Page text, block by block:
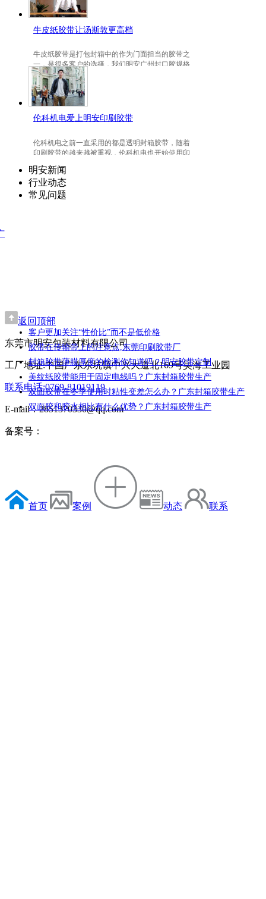
牛皮纸胶带让汤斯敦更高档
牛皮纸胶带是打包封箱中的作为门面担当的胶带之
一，是很多客户的选择，我们明安广州封口胶规格
包装的牛皮纸胶带就是汤斯敦的选择。
伦科机电爱上明安印刷胶带
伦科机电之前一直采用的都是透明封箱胶带，随着
印刷胶带的越来越被重视，伦科机电也开始使用印
明安新闻
行业动态
常见问题
客户更加关注“性价比”而不是低价格
胶带在传输带上的注意点,东莞印刷胶带厂
封箱胶带薄膜厚度的检测你知道吗？明安胶带定制
美纹纸胶带能用于固定电线吗？广东封箱胶带生产
双面胶带在冬季使用时粘性变差怎么办？广东封箱胶带生产
双面胶和胶水相比有什么优势？广东封箱胶带生产
返回顶部
东莞市明安包装材料有限公司
工厂地址:中国广东东坑镇中兴大道北169号昊海工业园
联系电话:0769-81019119
E-mail：2851370330@qq.com
备案号：
首页 案例 动态 联系